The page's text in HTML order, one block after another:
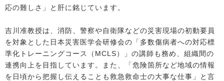
応の難しさ」と肝に銘じています。
吉川准教授は、消防、警察や自衛隊などの災害現場の初動要員
を対象とした日本災害医学会研修会の「多数傷病者への対応標
準化トレーニングコース（MCLS）」の講師も務め、組織間の
連携向上を目指しています。また、「危険箇所など地域の情報
を日頃から把握し伝えることも救急救命士の大事な仕事」と言